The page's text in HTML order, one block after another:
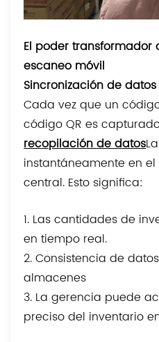
El poder transformador
escaneo móvil
Sincronización de
Cada vez que un
código QR es
recopilación de datos
instantáneamente en
central. Esto significa:
1. Las cantidades de
en tiempo real.
2. Consistencia de
almacenes
3. La gerencia puede
preciso del inventario